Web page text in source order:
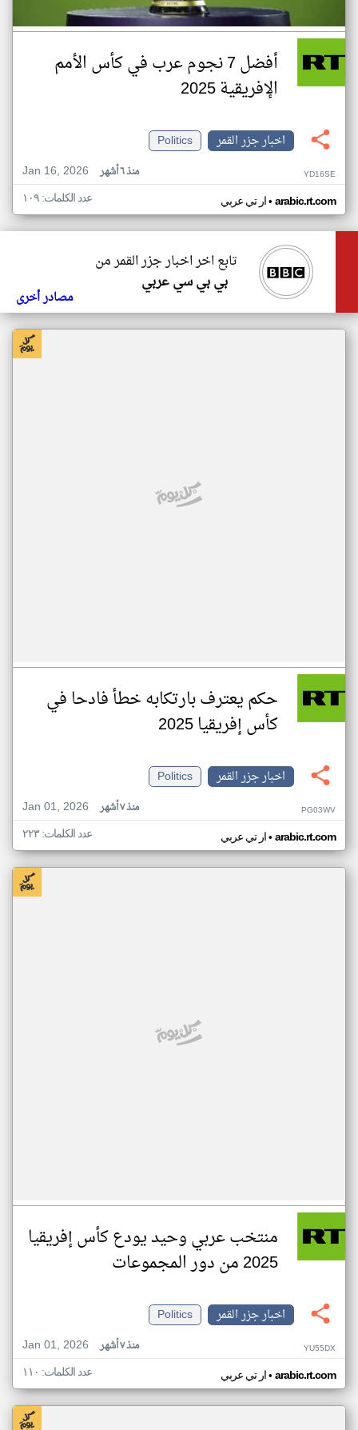
أفضل 7 نجوم عرب في كأس الأمم
الإفريقية 2025
اخبار جزر القمر
Politics
Jan 16, 2026
منذ ٦ أشهر YD16SE
ار تي عربي• arabic.rt.com عدد الكلمات: ١٠٩
تابع اخر اخبار جزر القمر من
بي بي سي عربي
مصادر أخرى
حكم يعترف بارتكابه خطأ فادحا في
كأس إفريقيا 2025
اخبار جزر القمر
Politics
Jan 01, 2026
منذ ٧ أشهر PG03WV
ار تي عربي• arabic.rt.com عدد الكلمات: ٢٢٣
منتخب عربي وحيد يودع كأس إفريقيا
2025 من دور المجموعات
اخبار جزر القمر
Politics
Jan 01, 2026
منذ ٧ أشهر YU55DX
ار تي عربي• arabic.rt.com عدد الكلمات: ١١٠